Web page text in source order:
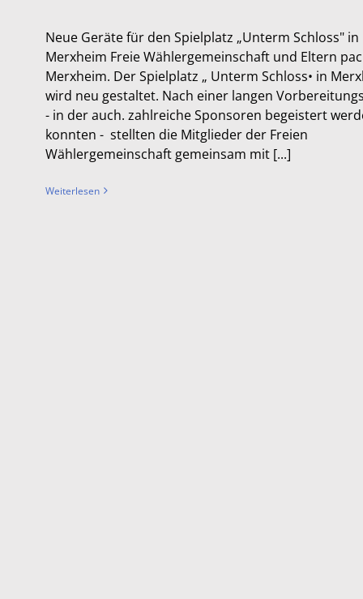
Neue Geräte für den Spielplatz „Unterm Schloss" in
Merxheim Freie Wählergemeinschaft und Eltern
Merxheim. Der Spielplatz „ Unterm Schloss• in
wird neu gestaltet. Nach einer langen
- in der auch. zahlreiche Sponsoren begeistert
konnten - stellten die Mitglieder der Freien
Wählergemeinschaft gemeinsam mit [...]
Weiterlesen